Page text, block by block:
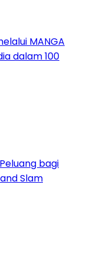
MANGA
dalam 100
bagi
Slam